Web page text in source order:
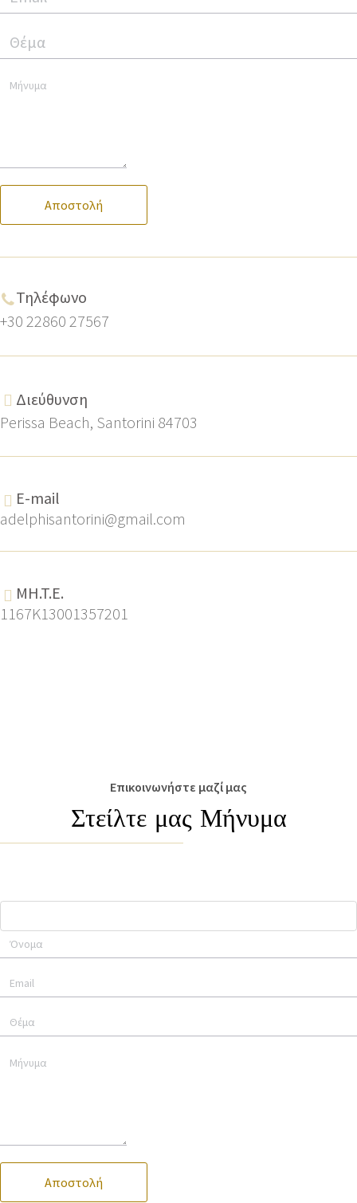
Αποστολή
Τηλέφωνο
+30 22860 27567
Διεύθυνση
Perissa Beach, Santorini 84703
E-mail
adelphisantorini@gmail.com
MH.T.E.
1167K13001357201
Επικοινωνήστε μαζί μας
Στείλτε μας Μήνυμα
Αποστολή